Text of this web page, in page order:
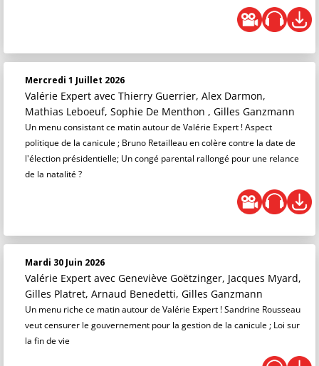
Mercredi 1 Juillet 2026
Valérie Expert avec Thierry Guerrier, Alex Darmon,
Mathias Leboeuf, Sophie De Menthon , Gilles Ganzmann
Un menu consistant ce matin autour de Valérie Expert ! Aspect
politique de la canicule ; Bruno Retailleau en colère contre la date de
l'élection présidentielle; Un congé parental rallongé pour une relance
de la natalité ?
Mardi 30 Juin 2026
Valérie Expert avec Geneviève Goëtzinger, Jacques Myard,
Gilles Platret, Arnaud Benedetti, Gilles Ganzmann
Un menu riche ce matin autour de Valérie Expert ! Sandrine Rousseau
veut censurer le gouvernement pour la gestion de la canicule ; Loi sur
la fin de vie